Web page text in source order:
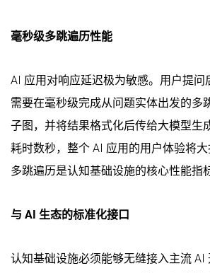
毫秒级多跳遍历性能
AI 应用对响应延迟极为敏感。用户提问
需要在毫秒级完成从问题实体出发的多
子图，并将结果格式化后传给大模型生
耗时数秒，整个 AI 应用的用户体验将
多跳遍历是认知基础设施的核心性能指
与 AI 生态的标准化接口
认知基础设施必须能够无缝接入主流 AI